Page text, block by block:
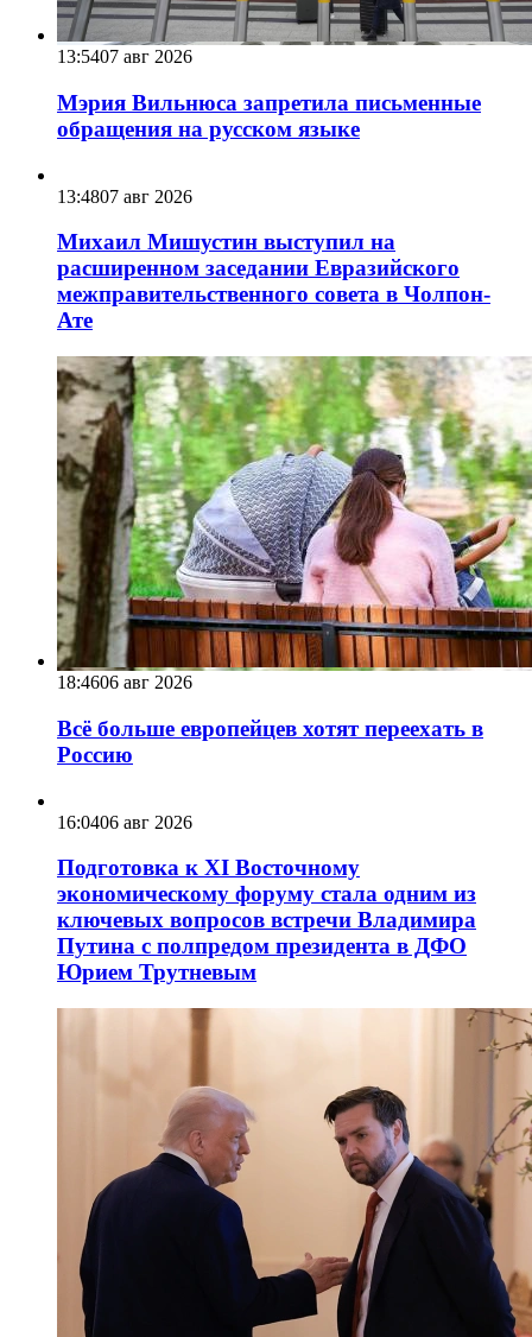
13:5407 авг 2026
Мэрия Вильнюса запретила письменные
обращения на русском языке
13:4807 авг 2026
Михаил Мишустин выступил на
расширенном заседании Евразийского
межправительственного совета в Чолпон-
Ате
18:4606 авг 2026
Всё больше европейцев хотят переехать в
Россию
16:0406 авг 2026
Подготовка к XI Восточному
экономическому форуму стала одним из
ключевых вопросов встречи Владимира
Путина с полпредом президента в ДФО
Юрием Трутневым